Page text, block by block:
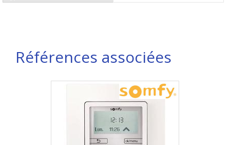
Références associées